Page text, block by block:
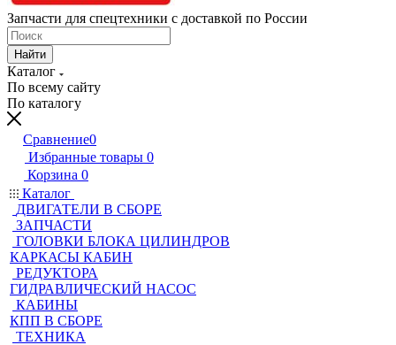
Запчасти для спецтехники с доставкой по России
Найти
Каталог
По всему сайту
По каталогу
Сравнение0
Избранные товары 0
Корзина 0
Каталог
ДВИГАТЕЛИ В СБОРЕ
ЗАПЧАСТИ
ГОЛОВКИ БЛОКА ЦИЛИНДРОВ
КАРКАСЫ КАБИН
РЕДУКТОРА
ГИДРАВЛИЧЕСКИЙ НАСОС
КАБИНЫ
КПП В СБОРЕ
ТЕХНИКА